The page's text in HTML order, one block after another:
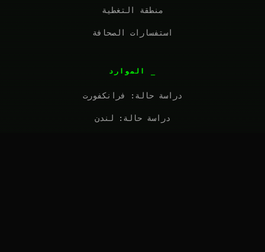
منطقة التغطية
استفسارات الصحافة
دراسة حالة: فرانكفورت
دراسة حالة: لندن